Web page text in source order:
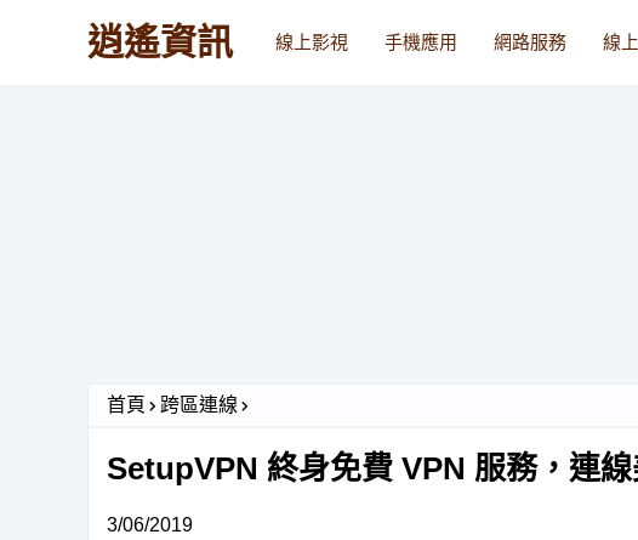
逍遙資訊 線上影視 手機應用 網路服務 線
首頁 跨區連線
SetupVPN 終身免費 VPN 服務，連
3/06/2019